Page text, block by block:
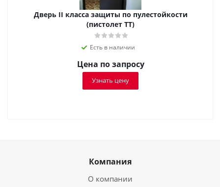
Дверь II класса защиты по пулестойкости
(пистолет ТТ)
Есть в наличии
Цена по запросу
Узнать цену
Компания
О компании